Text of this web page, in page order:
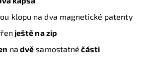
klopu na dva magnetické patenty
ještě na zip
na dvě samostatné části